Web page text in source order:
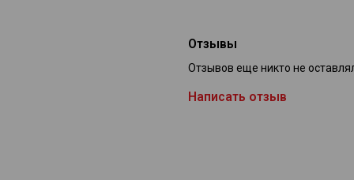
Отзывы
Отзывов еще никто не
Написать отзыв